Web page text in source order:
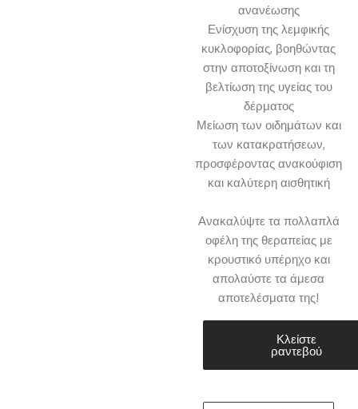
ανανέωσης
Ενίσχυση της λεμφικής
κυκλοφορίας, βοηθώντας
στην αποτοξίνωση και τη
βελτίωση της υγείας του
δέρματος
Μείωση των οιδημάτων και
των κατακρατήσεων,
προσφέροντας ανακούφιση
και καλύτερη αισθητική
Ανακαλύψτε τα πολλαπλά
οφέλη της θεραπείας με
κρουστικό υπέρηχο και
απολαύστε τα άμεσα
αποτελέσματα της!
Κλείστε
ραντεβού